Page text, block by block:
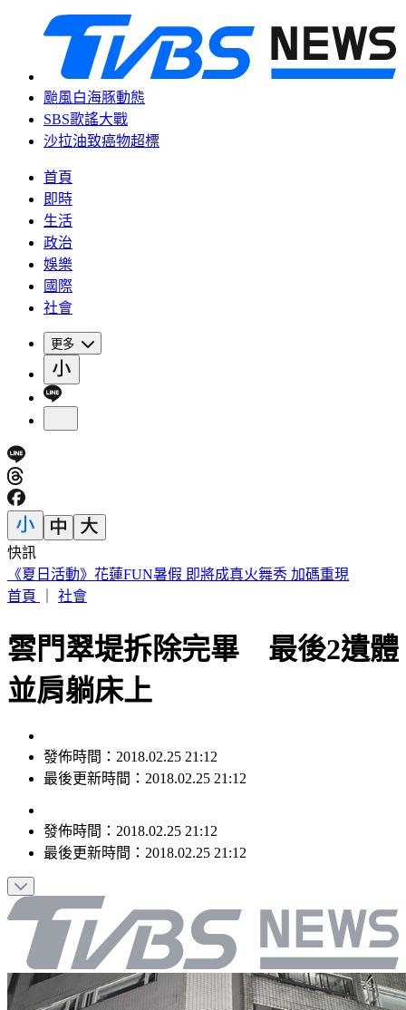
颱風白海豚動態
SBS歌謠大戰
沙拉油致癌物超標
首頁
即時
生活
政治
娛樂
國際
社會
更多
快訊
《夏日活動》花蓮FUN暑假 即將成真火舞秀 加碼重現
首頁
社會
雲門翠堤拆除完畢 最後2遺體
並肩躺床上
發佈時間：2018.02.25 21:12
最後更新時間：2018.02.25 21:12
發佈時間： 2018.02.25 21:12
最後更新時間： 2018.02.25 21:12